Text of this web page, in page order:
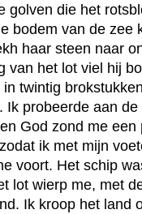
golven die het
bodem van de zee
haar steen naar
van het lot viel hij
twintig
Ik probeerde aan
God zond me
ik met mijn
voort. Het schip
lot wierp me, met
Ik kroop het land